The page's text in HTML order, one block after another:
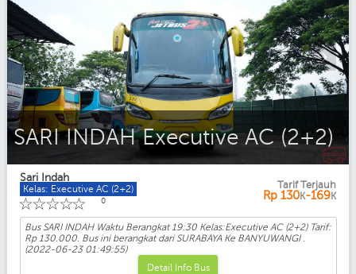
SARI INDAH Executive AC (2+2)
Sari Indah
Kelas: Executive AC (2+2)
☆
☆
☆
☆
☆ 0
Tarif Terjauh
Rp 130K-169K
Bus SARI INDAH Waktu Berangkat 19:30 Kelas:Executive AC (2+2) Tarif:
Rp 130.000. Bus ini berangkat dari SURABAYA Ke BANYUWANGI .
(2022-06-23 01:49:55)
Detail Info Bus